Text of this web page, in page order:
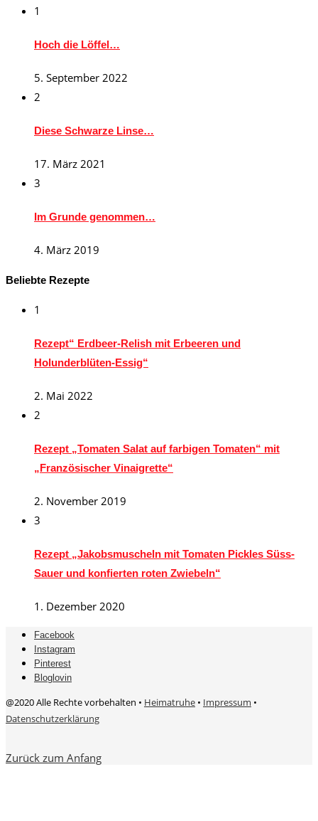
1
Hoch die Löffel…
5. September 2022
2
Diese Schwarze Linse…
17. März 2021
3
Im Grunde genommen…
4. März 2019
Beliebte Rezepte
1
Rezept“ Erdbeer-Relish mit Erbeeren und
Holunderblüten-Essig“
2. Mai 2022
2
Rezept „Tomaten Salat auf farbigen Tomaten“ mit
„Französischer Vinaigrette“
2. November 2019
3
Rezept „Jakobsmuscheln mit Tomaten Pickles Süss-
Sauer und konfierten roten Zwiebeln“
1. Dezember 2020
Facebook
Instagram
Pinterest
Bloglovin
@2020 Alle Rechte vorbehalten • Heimatruhe • Impressum •
Datenschutzerklärung
Zurück zum Anfang